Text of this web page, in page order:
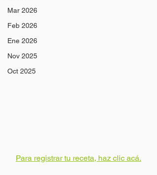
Mar 2026
Feb 2026
Ene 2026
Nov 2025
Oct 2025
Para registrar tu receta, haz clic acá.